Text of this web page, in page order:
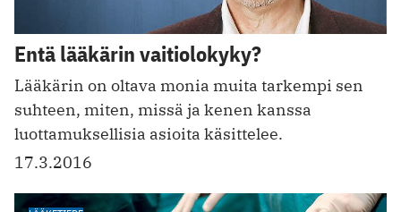
Entä lääkärin vaitiolokyky?
Lääkärin on oltava monia muita tarkempi sen
suhteen, miten, missä ja kenen kanssa
luottamuksellisia asioita käsittelee.
17.3.2016